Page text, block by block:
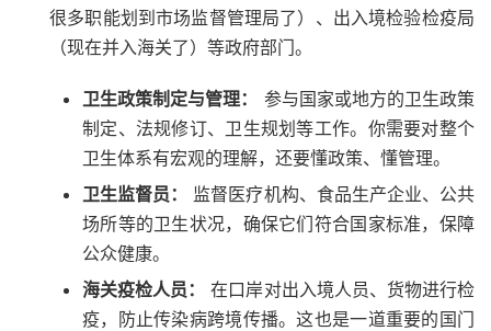
很多职能划到市场监督管理局了）、出入境检验检疫局
（现在并入海关了）等政府部门。
卫生政策制定与管理：
参与国家或地方的卫生政策
制定、法规修订、卫生规划等工作。你需要对整个
卫生体系有宏观的理解，还要懂政策、懂管理。
卫生监督员：
监督医疗机构、食品生产企业、公共
场所等的卫生状况，确保它们符合国家标准，保障
公众健康。
海关疫检人员：
在口岸对出入境人员、货物进行检
疫，防止传染病跨境传播。这也是一道重要的国门